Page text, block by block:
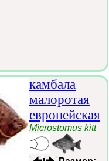
камбала
малоротая
европейская
Microstomus kitt